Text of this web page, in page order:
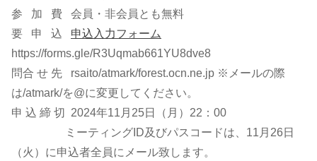
参 加 費 会員・非会員とも無料
要 申 込 申込入力フォーム
https://forms.gle/R3Uqmab661YU8dve8
問合 せ 先 rsaito/atmark/forest.ocn.ne.jp ※メールの際
は/atmark/を@に変更してください。
申 込 締 切 2024年11月25日（月）22：00
ミーティングID及びパスコードは、11月26日
（火）に申込者全員にメール致します。